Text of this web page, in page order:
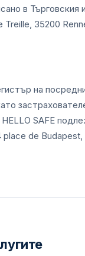
в
Treille, 35200
на
SAFE
de